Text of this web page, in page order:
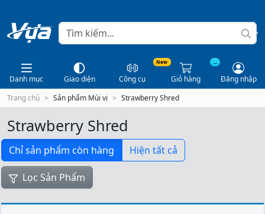
Danh mục Giao diện
New
Công cụ
...
Giỏ hàng
Đăng nhập
Trang chủ
Sản phẩm Mùi vị Strawberry Shred
Strawberry Shred
Chỉ sản phẩm còn hàng Hiện tất cả
Lọc Sản Phẩm